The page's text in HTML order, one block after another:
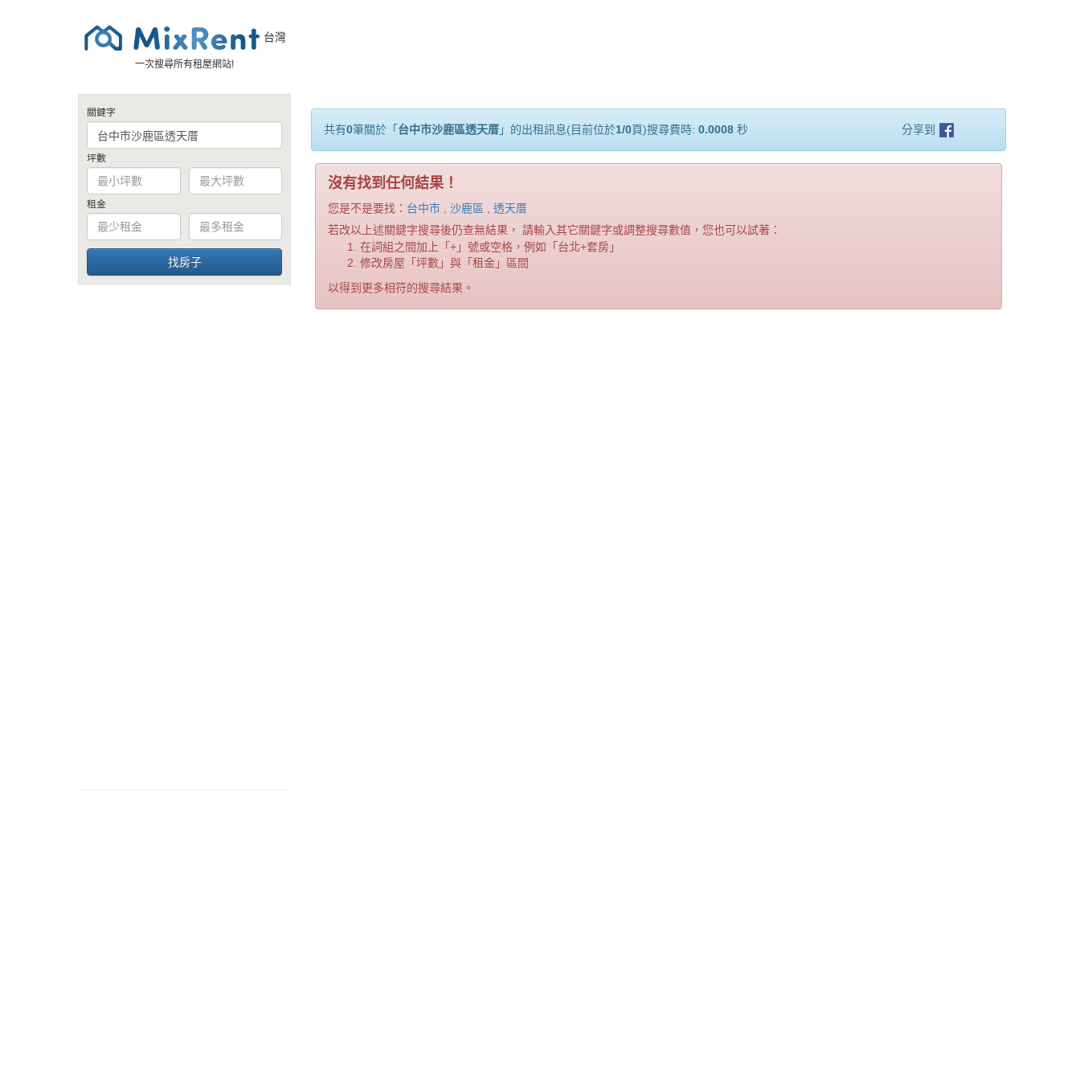
台灣
一次搜尋所有租屋網站!
關鍵字
坪數
租金
共有0筆關於「 台中市沙鹿區透天厝」的出租訊息(目前位於1/0頁)搜尋費時: 0.0008 秒 分享到
沒有找到任何結果！
您是不是要找： 台中市 , 沙鹿區 , 透天厝
若改以上述關鍵字搜尋後仍查無結果， 請輸入其它關鍵字或調整搜尋數值，您也可以試著：
在詞組之間加上「+」號或空格，例如「台北+套房」
修改房屋「坪數」與「租金」區間
以得到更多相符的搜尋結果。